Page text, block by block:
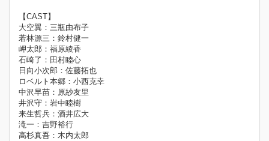
【CAST】
大空翼：三瓶由布子
若林源三：鈴村健一
岬太郎：福原綾香
石崎了：田村睦心
日向小次郎：佐藤拓也
ロベルト本郷：小西克幸
中沢早苗：原紗友里
井沢守：岩中睦樹
来生哲兵：酒井広大
滝一：吉野裕行
高杉真吾：木内太郎